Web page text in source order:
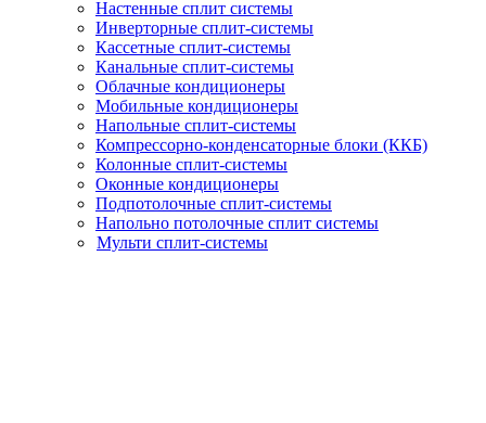
Настенные сплит системы
Инверторные сплит-системы
Кассетные сплит-системы
Канальные сплит-системы
Облачные кондиционеры
Мобильные кондиционеры
Напольные сплит-системы
Компрессорно-конденсаторные блоки (ККБ)
Колонные сплит-системы
Оконные кондиционеры
Подпотолочные сплит-системы
Напольно потолочные сплит системы
Мульти сплит-системы